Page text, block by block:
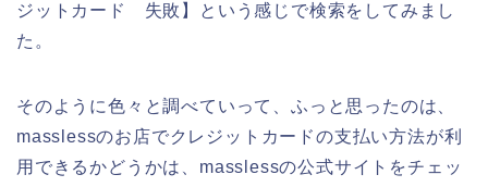
ジットカード 失敗】という感じで検索をしてみまし
た。
そのように色々と調べていって、ふっと思ったのは、
masslessのお店でクレジットカードの支払い方法が利
用できるかどうかは、masslessの公式サイトをチェッ